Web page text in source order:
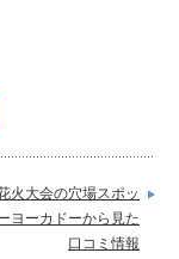
火大会の穴場スポッ
ヨーカドーから見た
口コミ情報